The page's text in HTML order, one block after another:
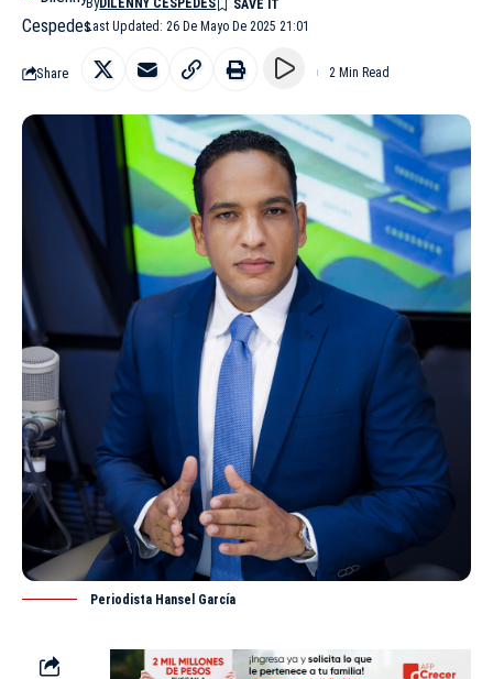
Last Updated: 26 De Mayo De 2025 21:01
ByDILENNY CESPEDES
Share 2 Min Read
Periodista Hansel García